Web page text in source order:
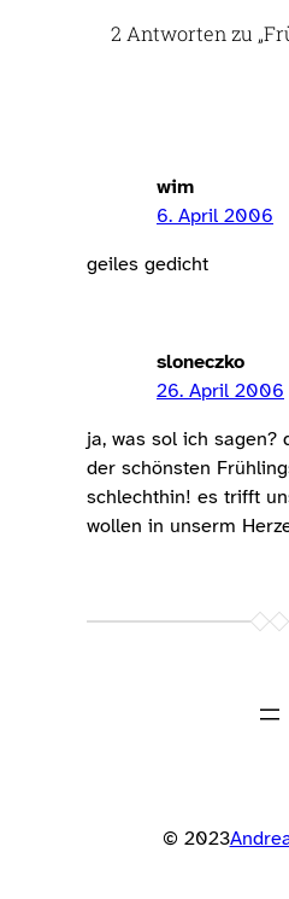
2 Antworten zu
wim
6. April 2006
geiles gedicht
sloneczko
26. April 2006
ja, was sol ich sagen?
der schönsten
schlechthin! es trifft
wollen in unserm
© 2023